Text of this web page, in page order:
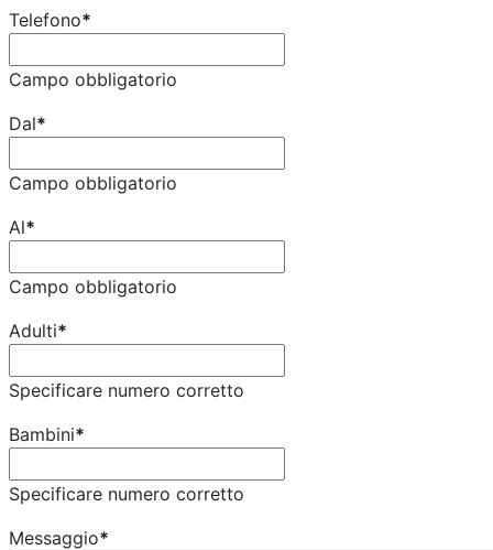
Telefono*
Campo obbligatorio
Dal*
Campo obbligatorio
Al*
Campo obbligatorio
Adulti*
Specificare numero corretto
Bambini*
Specificare numero corretto
Messaggio*